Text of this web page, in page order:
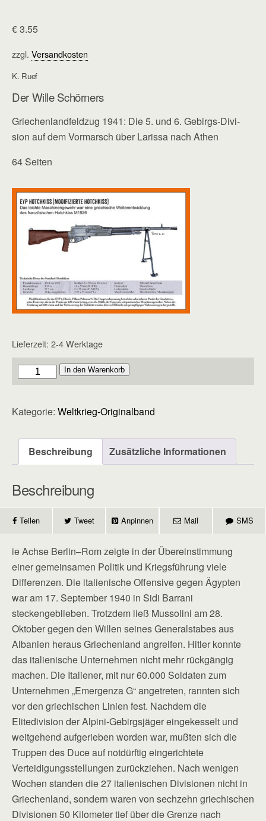
€3.55
zzgl. Versandkosten
K. Ruef
Der Wille Schörners
Griechenlandfeldzug 1941: Die 5. und 6. Gebirgs-Divi­
sion auf dem Vormarsch über Larissa nach Athen
64 Seiten
Lieferzeit: 2-4 Werktage
Originalband
-
277
In den Warenkorb
Kategorie: Weltkrieg-Originalband
Beschreibung Zusätzliche Informationen
Beschreibung
Teilen Tweet Anpinnen Mail SMS
ie Achse Berlin–Rom zeigte in der Übereinstimmung
einer gemein­samen Politik und Kriegsführung viele
Differenzen. Die italienische Offensive gegen Ägypten
war am 17. September 1940 in Sidi Barrani
steckengeblieben. Trotzdem ließ Mussolini am 28.
Oktober gegen den Willen seines Generalstabes aus
Albanien heraus Griechenland angreifen. Hitler konnte
das italienische Unternehmen nicht mehr rückgängig
machen. Die Italiener, mit nur 60.000 Soldaten zum
Unternehmen „Emergenza G“ angetreten, rannten sich
vor den griechischen Linien fest. Nachdem die
Elitedivision der Alpini-Gebirgsjäger eingekesselt und
weitgehend aufgerieben worden war, mußten sich die
Truppen des Duce auf notdürftig eingerichtete
Verteidigungsstellungen zurückziehen. Nach wenigen
Wochen standen die 27 italienischen Divisionen nicht in
Griechenland, sondern waren von sechzehn griechischen
Divisionen 50 Kilometer tief über die Grenze nach